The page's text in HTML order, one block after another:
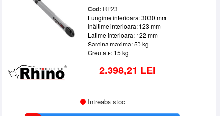
Cod: RP23
Lungime interioara: 3030 mm
Inăltime interioara: 123 mm
Latime interioara: 122 mm
Sarcina maxima: 50 kg
Greutate: 15 kg
2.398,21 LEI
Intreaba stoc